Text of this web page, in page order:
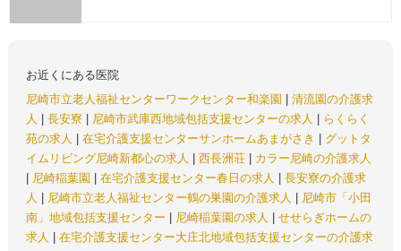
お近くにある医院
尼崎市立老人福祉センターワークセンター和楽園
清流園の介護求
人
長安寮 尼崎市武庫西地域包括支援センターの求人
らくらく
苑の求人
在宅介護支援センターサンホームあまがさき
グットタ
イムリビング尼崎新都心の求人
西長洲荘
カラー尼崎の介護求人
尼崎稲葉園 在宅介護支援センター春日の求人
長安寮の介護求
人
尼崎市立老人福祉センター鶴の巣園の介護求人
尼崎市「小田
南」地域包括支援センター
尼崎稲葉園の求人
せせらぎホームの
求人
在宅介護支援センター大庄北地域包括支援センターの介護求